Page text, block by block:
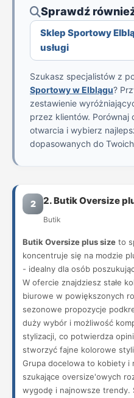
Sprawdź
Sklep Sportowy
usługi
Szukasz specjalistów z
Sportowy w Elblągu?
zestawienie
przez klientów.
otwarcia i wybierz
dopasowanych do
2 2. Butik Oversize
Butik
Butik Oversize plus size to
koncentruje się na modzie
- idealny dla osób
W ofercie znajdziesz stałe
biurowe w powiększonych
sezonowe propozycje
duży wybór i możliwość
stylizacji, co potwierdza
stworzyć fajne kolorowe
Grupa docelowa to kobiety i
szukające oversize'owych
wygodę i najnowsze trendy.